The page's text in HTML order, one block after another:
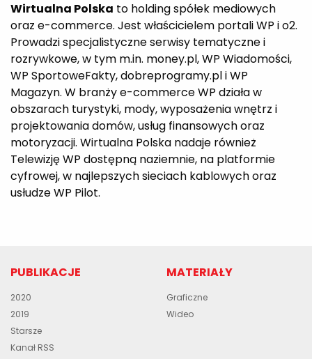
Wirtualna Polska to holding spółek mediowych
oraz e-commerce. Jest właścicielem portali WP i o2.
Prowadzi specjalistyczne serwisy tematyczne i
rozrywkowe, w tym m.in. money.pl, WP Wiadomości,
WP SportoweFakty, dobreprogramy.pl i WP
Magazyn. W branży e-commerce WP działa w
obszarach turystyki, mody, wyposażenia wnętrz i
projektowania domów, usług finansowych oraz
motoryzacji. Wirtualna Polska nadaje również
Telewizję WP dostępną naziemnie, na platformie
cyfrowej, w najlepszych sieciach kablowych oraz
usłudze WP Pilot.
PUBLIKACJE
2020
2019
Starsze
Kanał RSS
MATERIAŁY
Graficzne
Wideo